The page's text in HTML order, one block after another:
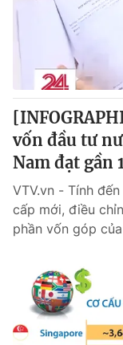
Học trực tuyến
Hitech Công
Sản phẩm
Thị trường
Tư vấn
Giao lưu trực
Lịch phát sóng
Chuyên mục khác
Emagazine
Photo
VTV Money
vốn đầu tư
Nam đạt gần
VTV.vn - Tính
cấp mới, điều
phần vốn góp